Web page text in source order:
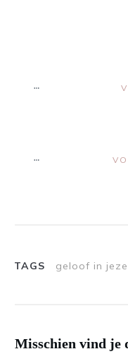
TAGS geloof in
Misschien vind je